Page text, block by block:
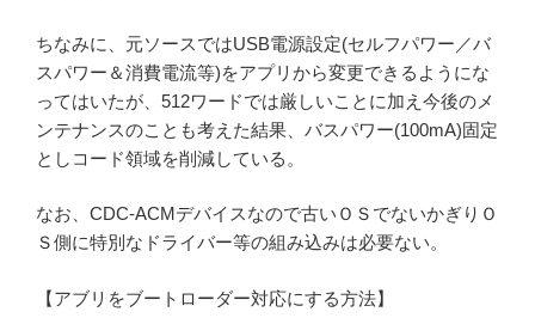
ちなみに、元ソースではUSB電源設定(セルフパワー／バ
スパワー＆消費電流等)をアプリから変更できるようにな
ってはいたが、512ワードでは厳しいことに加え今後のメ
ンテナンスのことも考えた結果、バスパワー(100mA)固定
としコード領域を削減している。
なお、CDC-ACMデバイスなので古いＯＳでないかぎりＯ
Ｓ側に特別なドライバー等の組み込みは必要ない。
【アブリをブートローダー対応にする方法】